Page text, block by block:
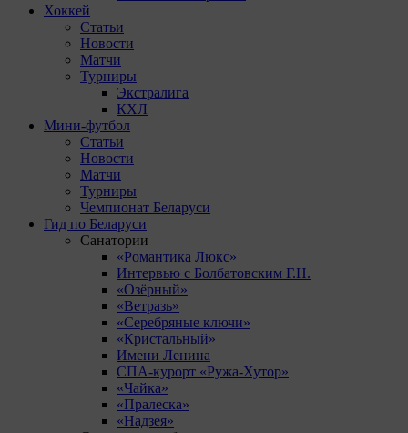
Хоккей
Статьи
Новости
Матчи
Турниры
Экстралига
КХЛ
Мини-футбол
Статьи
Новости
Матчи
Турниры
Чемпионат Беларуси
Гид по Беларуси
Санатории
«Романтика Люкс»
Интервью с Болбатовским Г.Н.
«Озёрный»
«Ветразь»
«Серебряные ключи»
«Кристальный»
Имени Ленина
СПА-курорт «Ружа-Хутор»
«Чайка»
«Пралеска»
«Надзея»